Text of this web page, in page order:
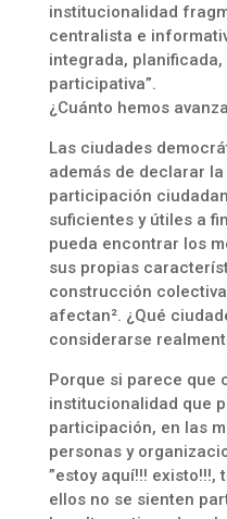
institucionalidad
centralista e
integrada,
participativa”.
¿Cuánto hemos
Las ciudades
además de declarar
participación
suficientes y útiles a
pueda encontrar los
sus propias
construcción
afectan². ¿Qué
considerarse
Porque si parece que
institucionalidad que
participación, en las
personas y
”estoy aquí!!! existo!!!,
ellos no se sienten